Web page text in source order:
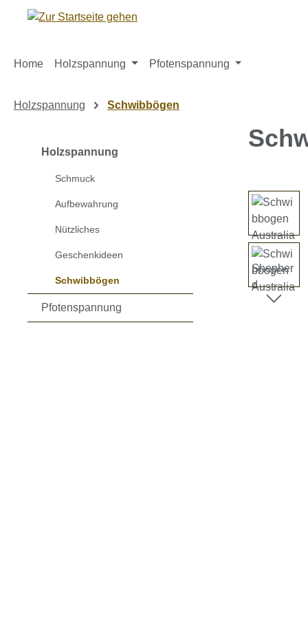
Hauptinhalt springen
Zur Suche springen
Zur Hauptnavigation springen
Home Holzspannung Pfotenspannung
Holzspannung Schwibbögen
Holzspannung
Schmuck
Aufbewahrung
Nützliches
Geschenkideen
Schwibbögen
Pfotenspannung